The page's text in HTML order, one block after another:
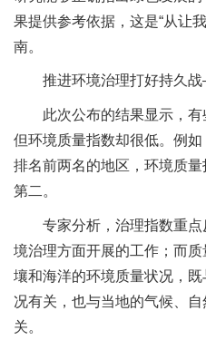
果提供参考依据，这是“从让
南。
推进环境治理打好持久
此次公布的结果显示，
但环境质量指数却很低。例
排名前两名的地区，环境质
第二。
专家分析，治理指数重
境治理方面开展的工作；而
壤和海洋的环境质量状况，
况有关，也与当地的气候、
关。